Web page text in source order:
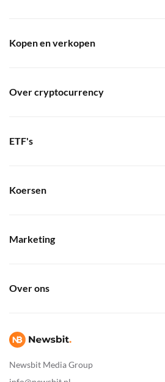
Newsbit Media Group
Kopen en verkopen
Over cryptocurrency
ETF's
Koersen
Marketing
Over ons